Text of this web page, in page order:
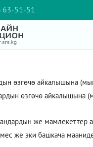
63-51-51
өзгөчө айкалышына
өзгөчө айкалышына
же мамлекеттер
же эки башкача